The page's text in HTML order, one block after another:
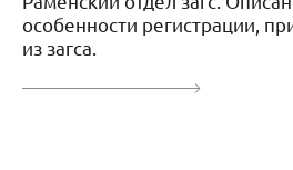
особенности регистрации,
из загса.